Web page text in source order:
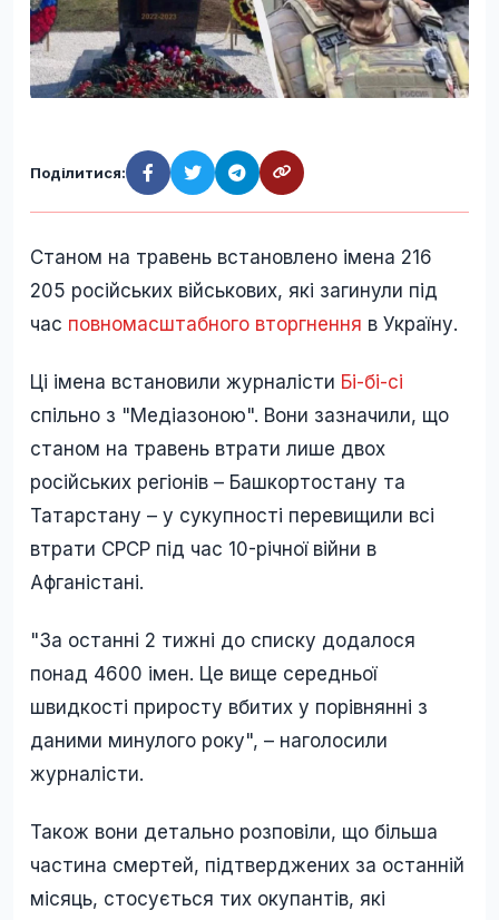
Поділитися:
Станом на травень встановлено імена 216
205 російських військових, які загинули під
час повномасштабного вторгнення в Україну.
Ці імена встановили журналісти Бі-бі-сі
спільно з "Медіазоною". Вони зазначили, що
станом на травень втрати лише двох
російських регіонів – Башкортостану та
Татарстану – у сукупності перевищили всі
втрати СРСР під час 10-річної війни в
Афганістані.
"За останні 2 тижні до списку додалося
понад 4600 імен. Це вище середньої
швидкості приросту вбитих у порівнянні з
даними минулого року", – наголосили
журналісти.
Також вони детально розповіли, що більша
частина смертей, підтверджених за останній
місяць, стосується тих окупантів, які